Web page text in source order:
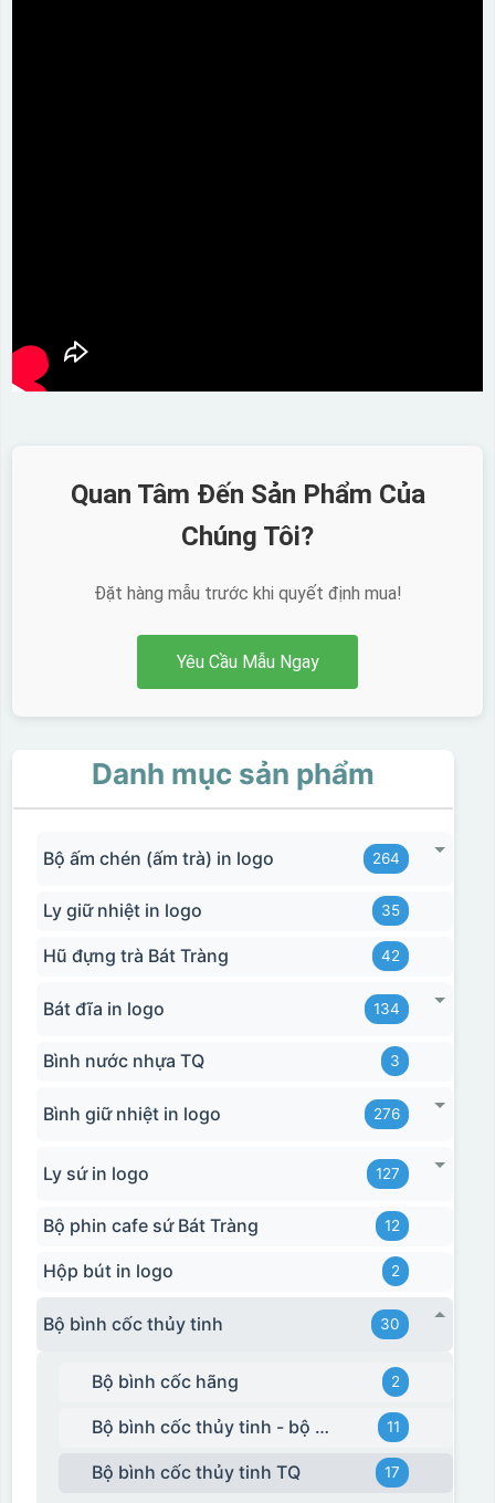
Quan Tâm Đến Sản Phẩm Của
Chúng Tôi?
Đặt hàng mẫu trước khi quyết định mua!
Yêu Cầu Mẫu Ngay
Danh mục sản phẩm
Bộ ấm chén (ấm trà) in logo 264
Ly giữ nhiệt in logo 35
Hũ đựng trà Bát Tràng 42
Bát đĩa in logo 134
Bình nước nhựa TQ 3
Bình giữ nhiệt in logo 276
Ly sứ in logo 127
Bộ phin cafe sứ Bát Tràng 12
Hộp bút in logo 2
Bộ bình cốc thủy tinh 30
Bộ bình cốc hãng 2
Bộ bình cốc thủy tinh - bộ ghép 11
Bộ bình cốc thủy tinh TQ 17